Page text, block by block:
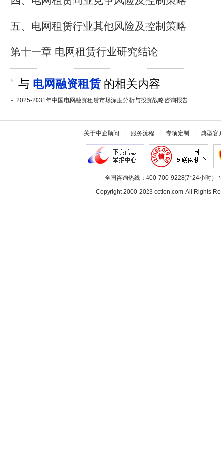
五、电网租赁行业其他风险及控制策略
第十一章 电网租赁行业研究结论
与 电网融资租赁 的相关内容
2025-2031年中国电网融资租赁市场深度分析与投资战略咨询报告
关于中企顾问 服务流程 专项定制 典型客
全国咨询热线：400-700-9228(7*24小时）
Copyright 2000-2023 cction.com, All Rights